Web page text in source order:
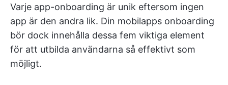
Varje app-onboarding är unik eftersom ingen
app är den andra lik. Din mobilapps onboarding
bör dock innehålla dessa fem viktiga element
för att utbilda användarna så effektivt som
möjligt.